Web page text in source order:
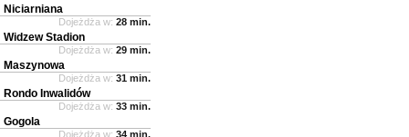
Niciarniana
Dojeżdża w: 28 min.
Widzew Stadion
Dojeżdża w: 29 min.
Maszynowa
Dojeżdża w: 31 min.
Rondo Inwalidów
Dojeżdża w: 33 min.
Gogola
Dojeżdża w: 34 min.